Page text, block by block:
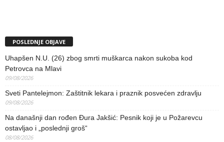
POSLEDNJE OBJAVE
Uhapšen N.U. (26) zbog smrti muškarca nakon sukoba kod
Petrovca na Mlavi
09/08/2026
Sveti Pantelejmon: Zaštitnik lekara i praznik posvećen zdravlju
09/08/2026
Na današnji dan rođen Đura Jakšić: Pesnik koji je u Požarevcu
ostavljao i „poslednji groš“
08/08/2026